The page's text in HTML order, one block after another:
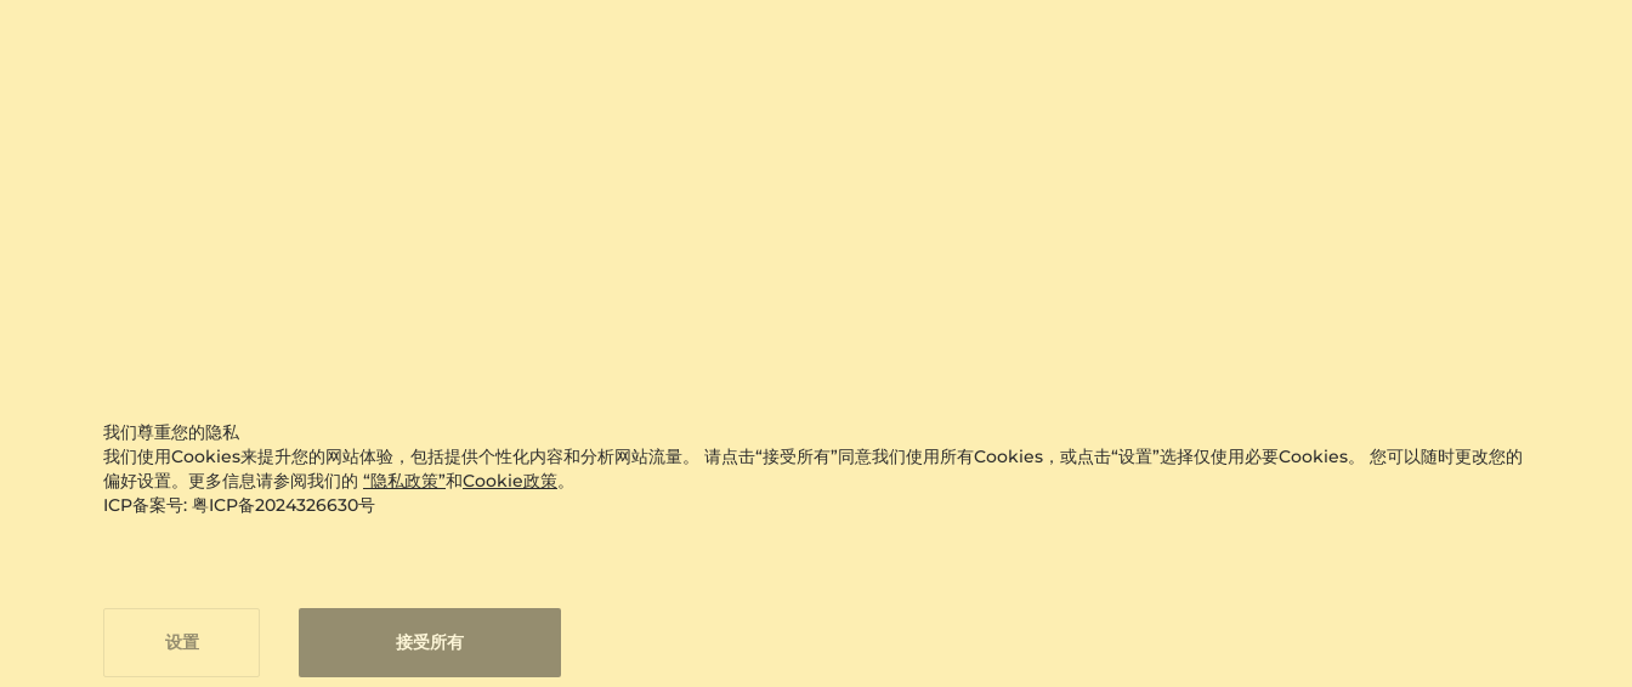
从 ¥1,765
我们尊重您的隐私
我们使用Cookies来提升您的网站体验，包括提供个性化内容和分析网站流量。 请点击“接受所有”同意我们使用所有Cookies，或点击“设置”选择仅使用必要Cookies。 您可以随时更改您的
偏好设置。更多信息请参阅我们的 “隐私政策”和Cookie政策。
ICP备案号: 粤ICP备2024326630号
接受所有
设置